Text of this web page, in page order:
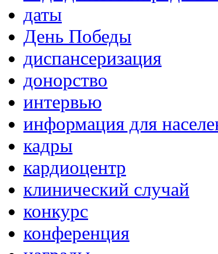
даты
День Победы
диспансеризация
донорство
интервью
информация для
кадры
кардиоцентр
клинический случай
конкурс
конференция